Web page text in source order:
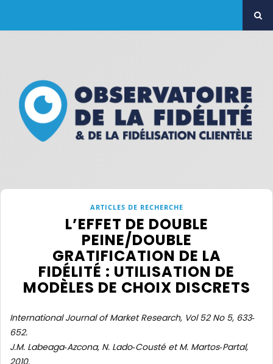
ARTICLES DE RECHERCHE
L’EFFET DE DOUBLE
PEINE/DOUBLE
GRATIFICATION DE LA
FIDÉLITÉ : UTILISATION DE
MODÈLES DE CHOIX DISCRETS
International Journal of Market Research, Vol 52 No 5, 633‐
652.
J.M. Labeaga‐Azcona, N. Lado‐Cousté et M. Martos‐Partal,
2010.